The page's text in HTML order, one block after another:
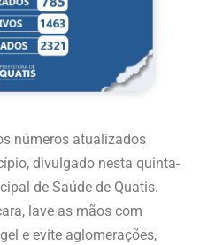
números atualizados
divulgado nesta quinta-
de Saúde de Quatis.
lave as mãos com
e evite aglomerações,